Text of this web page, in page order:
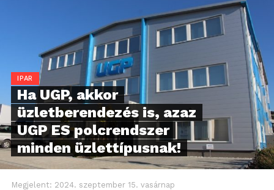
IPAR
Ha UGP, akkor
üzletberendezés is, azaz
UGP ES polcrendszer
minden üzlettípusnak!
Megjelent: 2024. szeptember 15. vasárnap